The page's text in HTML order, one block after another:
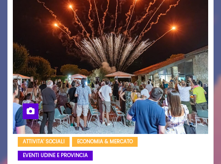
ATTIVITA' SOCIALI
ECONOMIA & MERCATO
EVENTI UDINE E PROVINCIA